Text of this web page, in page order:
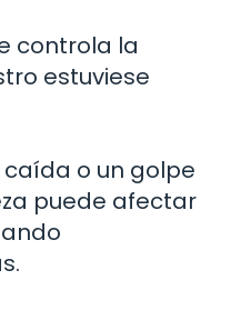
controla la
estuviese
o un golpe
puede afectar